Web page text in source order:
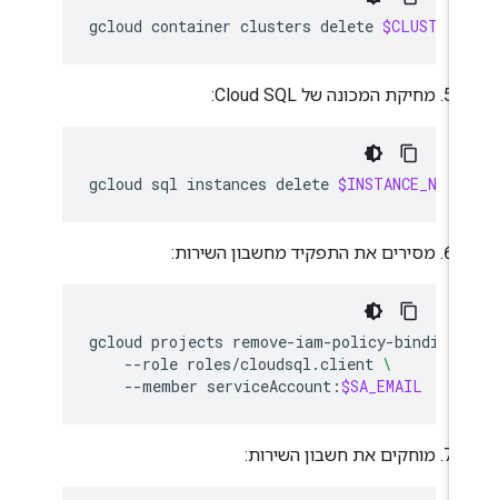
gcloud container clusters delete
מחיקת המכונה של Cloud SQL:
gcloud sql instances delete $INSTANCE_NAME
מסירים את התפקיד מחשבון השירות:
gcloud projects remove-iam-policy-binding
--role roles/cloudsql.client
--member serviceAccount: $SA_EMAIL
מוחקים את חשבון השירות: